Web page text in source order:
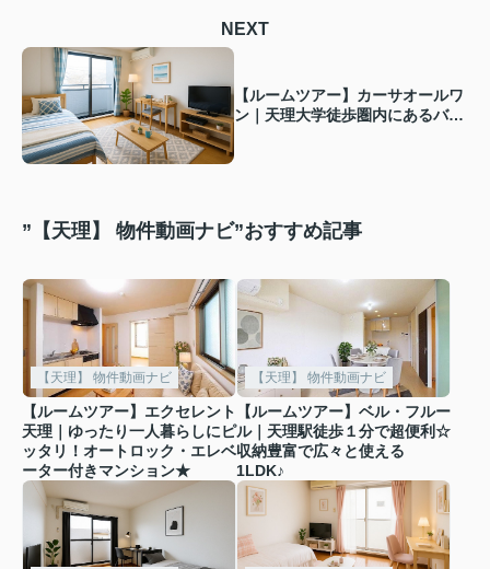
NEXT
【ルームツアー】カーサオールワ
ン｜天理大学徒歩圏内にあるバ
”【天理】 物件動画ナビ”おすすめ記事
【天理】 物件動画ナビ
【ルームツアー】エクセレント
天理｜ゆったり一人暮らしにピ
ッタリ！オートロック・エレベ
ーター付きマンション★
【天理】 物件動画ナビ
【ルームツアー】ベル・フルー
ル｜天理駅徒歩１分で超便利☆
収納豊富で広々と使える
1LDK♪